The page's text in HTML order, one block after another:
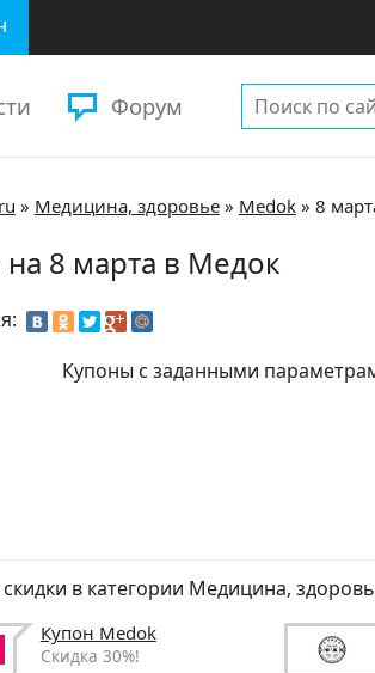
Форум
» Медицина, здоровье» Medok» 8
на 8 марта в Медок
Купоны с заданными
в категории Медицина,
Купон Medok
Скидка 30%!